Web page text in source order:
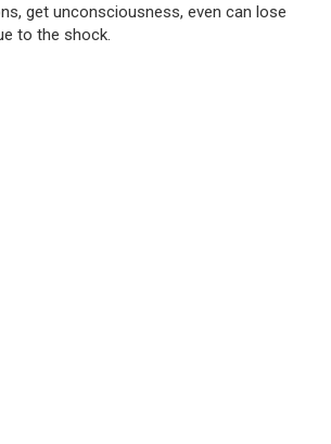
get unconsciousness, even can lose
to the shock.